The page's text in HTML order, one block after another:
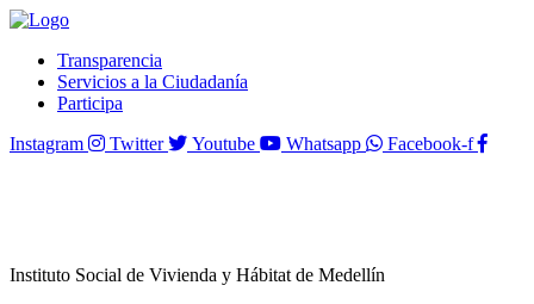
Transparencia
Servicios a la Ciudadanía
Participa
Instagram
Twitter Youtube Whatsapp Facebook-f
Instituto Social de Vivienda y Hábitat de Medellín